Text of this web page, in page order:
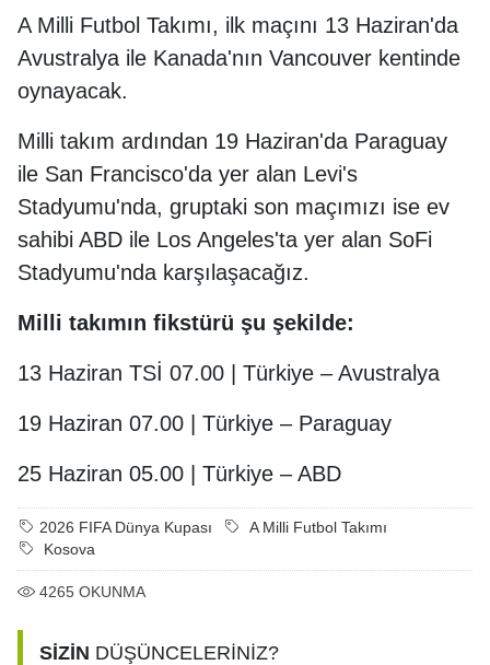
A Milli Futbol Takımı, ilk maçını 13 Haziran'da
Avustralya ile Kanada'nın Vancouver kentinde
oynayacak.
Milli takım ardından 19 Haziran'da Paraguay
ile San Francisco'da yer alan Levi's
Stadyumu'nda, gruptaki son maçımızı ise ev
sahibi ABD ile Los Angeles'ta yer alan SoFi
Stadyumu'nda karşılaşacağız.
Milli takımın fikstürü şu şekilde:
13 Haziran TSİ 07.00 | Türkiye – Avustralya
19 Haziran 07.00 | Türkiye – Paraguay
25 Haziran 05.00 | Türkiye – ABD
2026 FIFA Dünya Kupası
A Milli Futbol Takımı
Kosova
4265 OKUNMA
SİZİN DÜŞÜNCELERİNİZ?